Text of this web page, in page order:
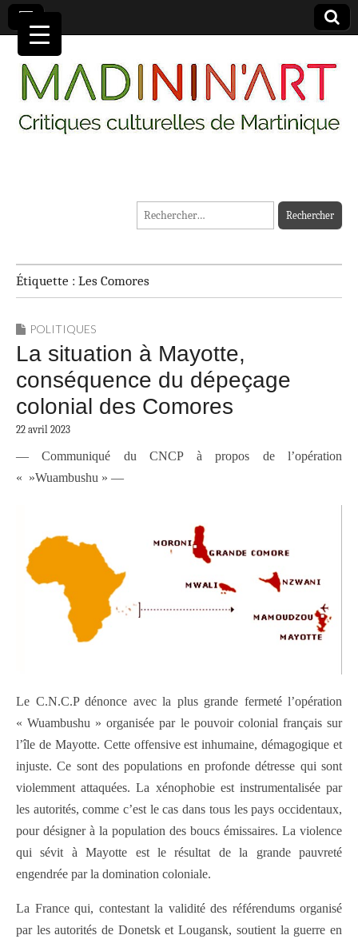
MADININ'ART
Rechercher :
Étiquette : Les Comores
POLITIQUES
La situation à Mayotte,
conséquence du dépeçage
colonial des Comores
22 avril 2023
— Communiqué du CNCP à propos de l’opération
« »Wuambushu » —
Le C.N.C.P dénonce avec la plus grande fermeté l’opération
« Wuambushu » organisée par le pouvoir colonial français sur
l’île de Mayotte. Cette offensive est inhumaine, démagogique et
injuste. Ce sont des populations en profonde détresse qui sont
violemment attaquées. La xénophobie est instrumentalisée par
les autorités, comme c’est le cas dans tous les pays occidentaux,
pour désigner à la population des boucs émissaires. La violence
qui sévit à Mayotte est le résultat de la grande pauvreté
engendrée par la domination coloniale.
La France qui, contestant la validité des référendums organisé
par les autorités de Donetsk et Lougansk, soutient la guerre en